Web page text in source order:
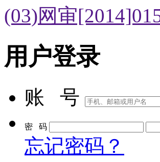
(03)网审
用户登录
账 号
密 码
忘记密码？